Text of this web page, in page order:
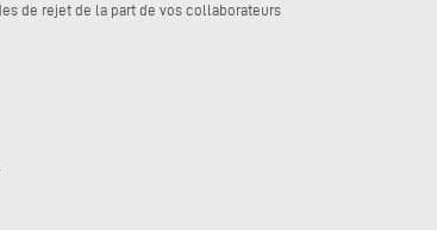
de rejet de la part de vos collaborateurs